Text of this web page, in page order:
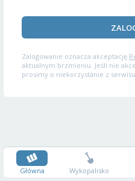
Zalogowanie oznacza akceptację
aktualnym brzmieniu. Jeśli nie
prosimy o niekorzystanie z
Główna Wykopalisko